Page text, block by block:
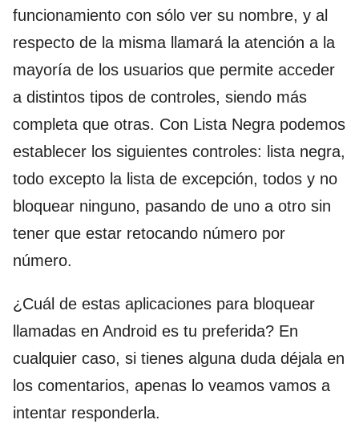
funcionamiento con sólo ver su nombre, y al
respecto de la misma llamará la atención a la
mayoría de los usuarios que permite acceder
a distintos tipos de controles, siendo más
completa que otras. Con Lista Negra podemos
establecer los siguientes controles: lista negra,
todo excepto la lista de excepción, todos y no
bloquear ninguno, pasando de uno a otro sin
tener que estar retocando número por
número.
¿Cuál de estas aplicaciones para bloquear
llamadas en Android es tu preferida? En
cualquier caso, si tienes alguna duda déjala en
los comentarios, apenas lo veamos vamos a
intentar responderla.